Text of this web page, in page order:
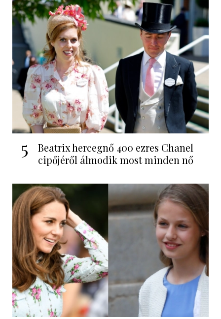
5
Beatrix hercegnő 400 ezres Chanel
cipőjéről álmodik most minden nő